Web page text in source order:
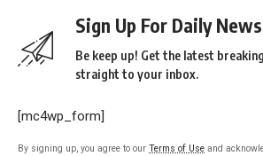
Sign Up For Daily
Be keep up! Get the latest
straight to your inbox.
[mc4wp_form]
By signing up, you agree to our Terms of Use and